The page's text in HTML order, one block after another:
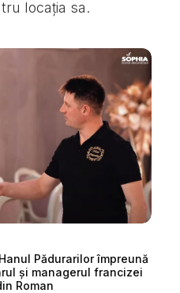
locația sa.
Pădurarilor împreună
și managerul francizei
Roman